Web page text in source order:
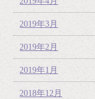
2019年3月
2019年2月
2019年1月
2018年12月